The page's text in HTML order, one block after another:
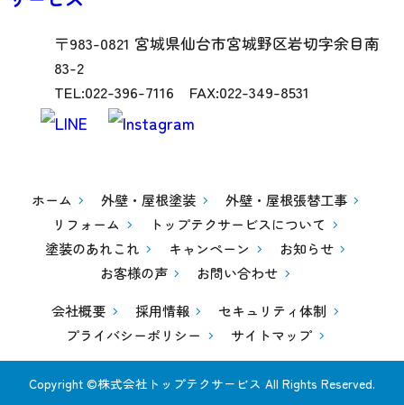
〒983-0821 宮城県仙台市宮城野区岩切字余目南
83-2
TEL:022-396-7116 FAX:022-349-8531
ホーム 外壁・屋根塗装
外壁・屋根張替工事
リフォーム
トップテクサービスについて
塗装のあれこれ
キャンペーン
お知らせ
お客様の声
お問い合わせ
会社概要 採用情報
セキュリティ体制
プライバシーポリシー
サイトマップ
Copyright ©株式会社トップテクサービス All Rights Reserved.